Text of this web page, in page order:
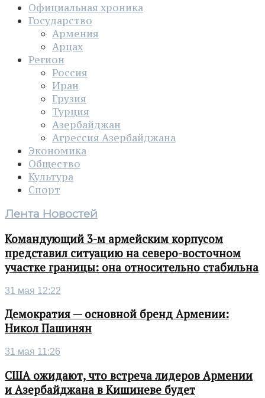
Официальная хроника
Государство
Армения
Арцах
Регион
Россия
Иран
Грузия
Турция
Азербайджан
Агрессия Азербайджана
Экономика
Общество
Культура
Спорт
Лента Новостей
Командующий 3-м армейским корпусом
представил ситуацию на северо-восточном
участке границы: она относительно стабильна
31 мая 12:22
Демократия — основной бренд Армении:
Никол Пашинян
31 мая 11:26
США ожидают, что встреча лидеров Армении
и Азербайджана в Кишиневе будет